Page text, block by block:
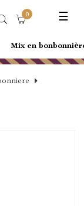
☰
0
Mix en